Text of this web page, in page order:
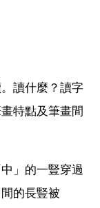
讀什麼？讀字
特點及筆畫間
」的一豎穿過
的長豎被